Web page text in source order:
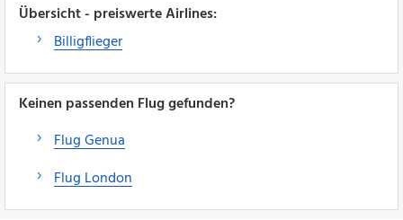
Übersicht - preiswerte Airlines:
Billigflieger
Keinen passenden Flug gefunden?
Flug Genua
Flug London